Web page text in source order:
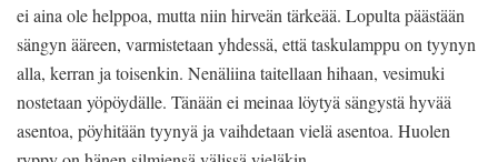
ei aina ole helppoa, mutta niin hirveän tärkeää. Lopulta päästään
sängyn ääreen, varmistetaan yhdessä, että taskulamppu on tyynyn
alla, kerran ja toisenkin. Nenäliina taitellaan hihaan, vesimuki
nostetaan yöpöydälle. Tänään ei meinaa löytyä sängystä hyvää
asentoa, pöyhitään tyynyä ja vaihdetaan vielä asentoa. Huolen